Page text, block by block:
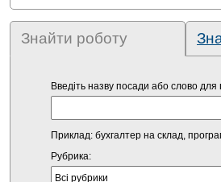
Знайти роботу
Введіть назву посади або слово для
Приклад: бухгалтер на склад,
Рубрика: